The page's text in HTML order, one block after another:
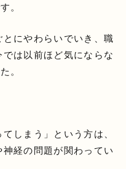
。
にやわらいでいき、職
は以前ほど気にならな
。
しまう」という方は、
経の問題が関わってい